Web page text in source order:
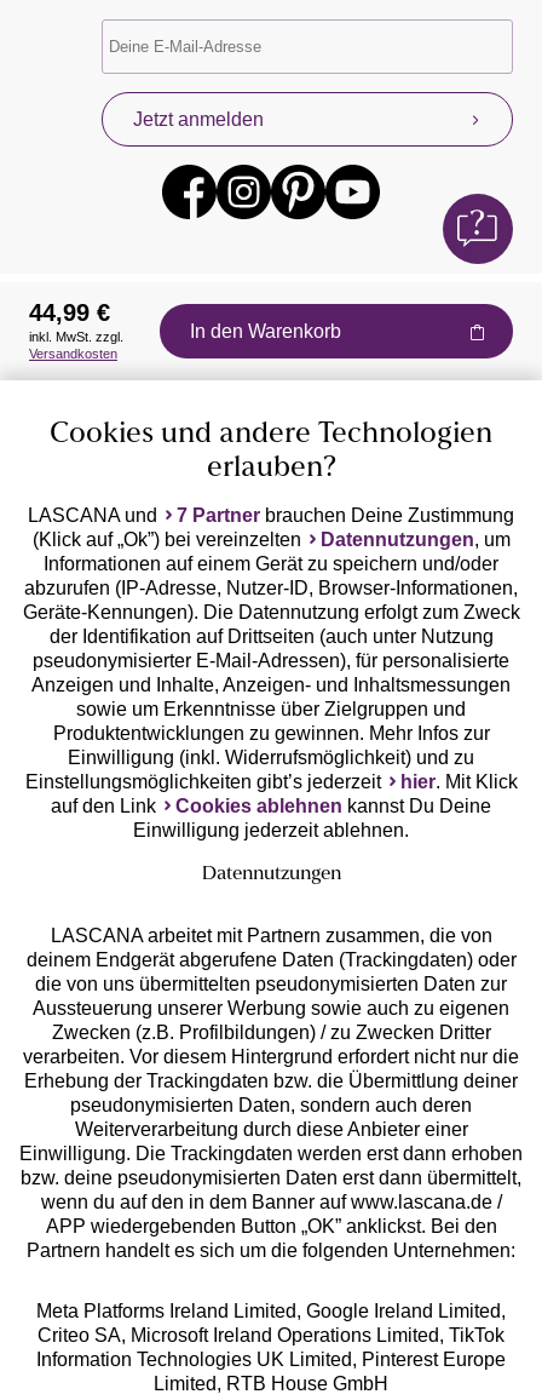
Jetzt anmelden
Auszeichnungen
Geprüfte Sicherheit
Unsere Apps
Services
Beratung
Über uns
Rechtliches
Alle Preise inkl. MwSt., zzgl.
Versandkosten
** Bonität vorausgesetzt, berechtigt zur Bonitätsprüfung
44,99 €
inkl. MwSt. zzgl.
Versandkosten
In den Warenkorb
Cookies und andere Technologien
erlauben?
LASCANA und 7 Partner brauchen Deine Zustimmung
(Klick auf „Ok”) bei vereinzelten
Datennutzungen, um
Informationen auf einem Gerät zu speichern und/oder
abzurufen (IP-Adresse, Nutzer-ID, Browser-Informationen,
Geräte-Kennungen). Die Datennutzung erfolgt zum Zweck
der Identifikation auf Drittseiten (auch unter Nutzung
pseudonymisierter E-Mail-Adressen), für personalisierte
Anzeigen und Inhalte, Anzeigen- und Inhaltsmessungen
sowie um Erkenntnisse über Zielgruppen und
Produktentwicklungen zu gewinnen. Mehr Infos zur
Einwilligung (inkl. Widerrufsmöglichkeit) und zu
Einstellungsmöglichkeiten gibt’s jederzeit
hier. Mit Klick
auf den Link
Cookies ablehnen kannst Du Deine
Einwilligung jederzeit ablehnen.
Datennutzungen
LASCANA arbeitet mit Partnern zusammen, die von
deinem Endgerät abgerufene Daten (Trackingdaten) oder
die von uns übermittelten pseudonymisierten Daten zur
Aussteuerung unserer Werbung sowie auch zu eigenen
Zwecken (z.B. Profilbildungen) / zu Zwecken Dritter
verarbeiten. Vor diesem Hintergrund erfordert nicht nur die
Erhebung der Trackingdaten bzw. die Übermittlung deiner
pseudonymisierten Daten, sondern auch deren
Weiterverarbeitung durch diese Anbieter einer
Einwilligung. Die Trackingdaten werden erst dann erhoben
bzw. deine pseudonymisierten Daten erst dann übermittelt,
wenn du auf den in dem Banner auf www.lascana.de /
APP wiedergebenden Button „OK” anklickst. Bei den
Partnern handelt es sich um die folgenden Unternehmen:
Meta Platforms Ireland Limited, Google Ireland Limited,
Criteo SA, Microsoft Ireland Operations Limited, TikTok
Information Technologies UK Limited, Pinterest Europe
Limited, RTB House GmbH